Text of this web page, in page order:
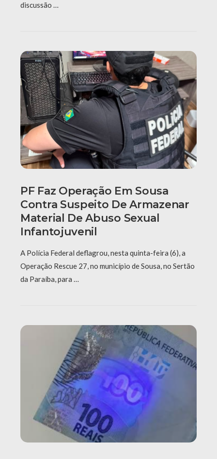
discussão …
PF Faz Operação Em Sousa
Contra Suspeito De Armazenar
Material De Abuso Sexual
Infantojuvenil
A Polícia Federal deflagrou, nesta quinta-feira (6), a
Operação Rescue 27, no município de Sousa, no Sertão
da Paraíba, para …